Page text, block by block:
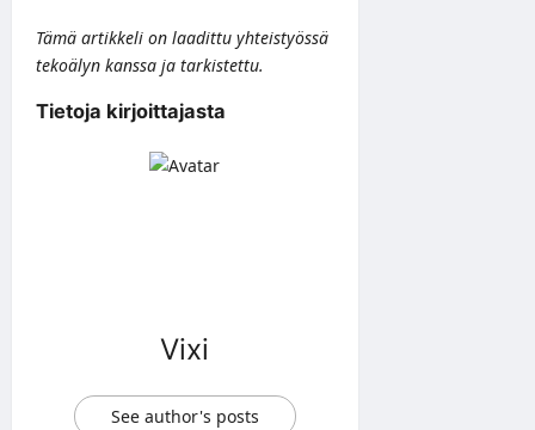
Tämä artikkeli on laadittu yhteistyössä
tekoälyn kanssa ja tarkistettu.
Tietoja kirjoittajasta
Vixi
See author's posts